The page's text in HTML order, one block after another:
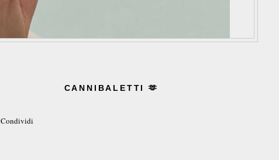
Condividi
CANNIBALETTI 🫶